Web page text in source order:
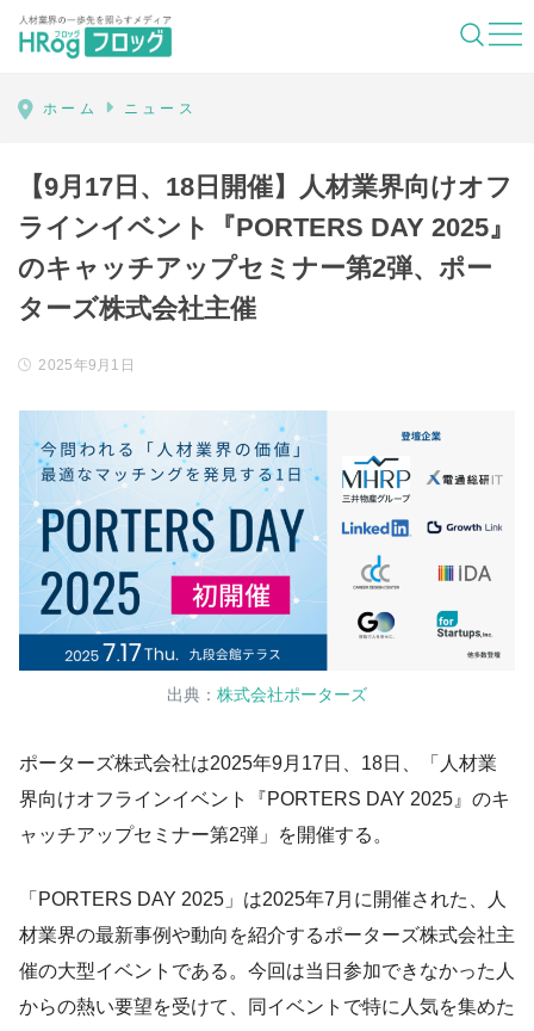
HRog | 人材業界の一歩先を照らすメディ
ホーム ニュース
【9月17日、18日開催】人材業界向けオフ
ラインイベント『PORTERS DAY 2025』
のキャッチアップセミナー第2弾、ポー
ターズ株式会社主催
2025年9月1日
出典： 株式会社ポーターズ
ポーターズ株式会社は2025年9月17日、18日、「人材業
界向けオフラインイベント『PORTERS DAY 2025』のキ
ャッチアップセミナー第2弾」を開催する。
「PORTERS DAY 2025」は2025年7月に開催された、人
材業界の最新事例や動向を紹介するポーターズ株式会社主
催の大型イベントである。今回は当日参加できなかった人
からの熱い要望を受けて、同イベントで特に人気を集めた